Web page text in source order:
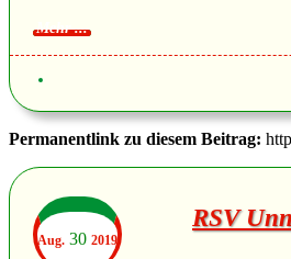
Permanentlink zu diesem Beitrag:
Aug. 30 2019
RSV